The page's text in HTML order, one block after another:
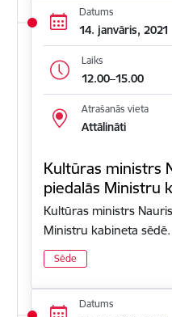
Datums
14. janvāris, 2021
Laiks
12.00–15.00
Atrašanās vieta
Attālināti
Kultūras ministrs
piedalās Ministru
Kultūras ministrs
Ministru kabineta sēdē.
Sēde
Datums